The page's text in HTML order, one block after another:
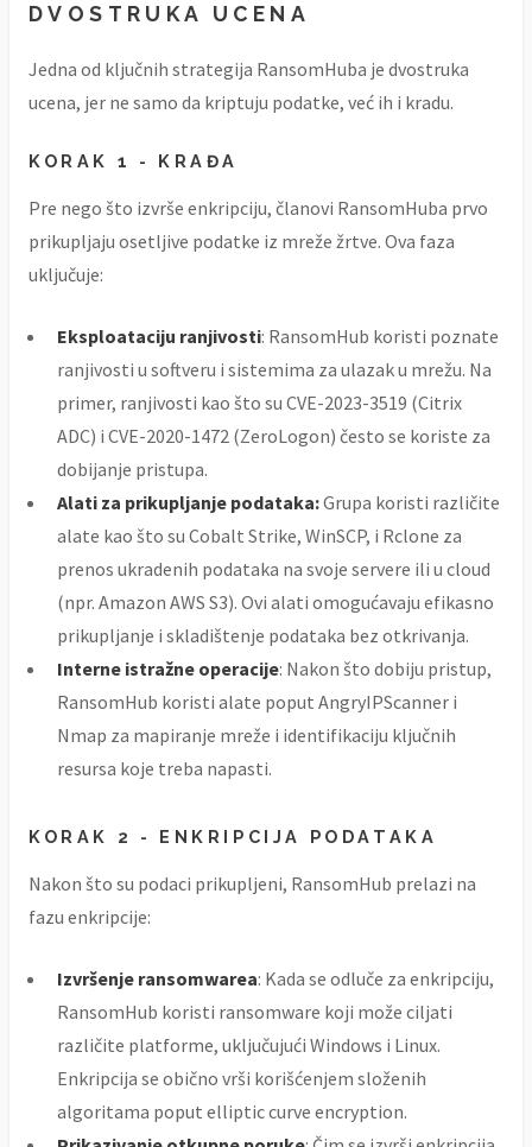
DVOSTRUKA UCENA
Jedna od ključnih strategija RansomHuba je dvostruka
ucena, jer ne samo da kriptuju podatke, već ih i kradu.
KORAK 1 - KRAĐA
Pre nego što izvrše enkripciju, članovi RansomHuba prvo
prikupljaju osetljive podatke iz mreže žrtve. Ova faza
uključuje:
Eksploataciju ranjivosti: RansomHub koristi poznate
ranjivosti u softveru i sistemima za ulazak u mrežu. Na
primer, ranjivosti kao što su CVE-2023-3519 (Citrix
ADC) i CVE-2020-1472 (ZeroLogon) često se koriste za
dobijanje pristupa.
Alati za prikupljanje podataka:Grupa koristi različite
alate kao što su Cobalt Strike, WinSCP, i Rclone za
prenos ukradenih podataka na svoje servere ili u cloud
(npr. Amazon AWS S3). Ovi alati omogućavaju efikasno
prikupljanje i skladištenje podataka bez otkrivanja.
Interne istražne operacije: Nakon što dobiju pristup,
RansomHub koristi alate poput AngryIPScanner i
Nmap za mapiranje mreže i identifikaciju ključnih
resursa koje treba napasti.
KORAK 2 - ENKRIPCIJA PODATAKA
Nakon što su podaci prikupljeni, RansomHub prelazi na
fazu enkripcije:
Izvršenje ransomwarea: Kada se odluče za enkripciju,
RansomHub koristi ransomware koji može ciljati
različite platforme, uključujući Windows i Linux.
Enkripcija se obično vrši korišćenjem složenih
algoritama poput elliptic curve encryption.